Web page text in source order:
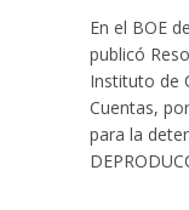
En el BOE
publicó
Instituto de
Cuentas,
para la